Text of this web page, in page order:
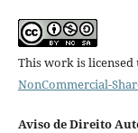
This work is licensed
NonCommercial-
Aviso de Direito